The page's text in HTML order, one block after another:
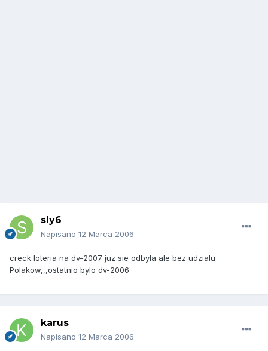
sly6
Napisano 12 Marca 2006
creck loteria na dv-2007 juz sie odbyla ale bez udzialu
Polakow,,,ostatnio bylo dv-2006
karus
Napisano 12 Marca 2006